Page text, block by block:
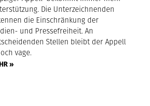
Die Unterzeichnenden
die Einschränkung der
und Pressefreiheit. An
Stellen bleibt der Appell
vage.
»